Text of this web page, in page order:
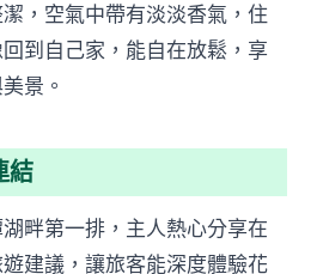
，空氣中帶有淡淡香氣，住
到自己家，能自在放鬆，享
景。
結
畔第一排，主人熱心分享在
建議，讓旅客能深度體驗花